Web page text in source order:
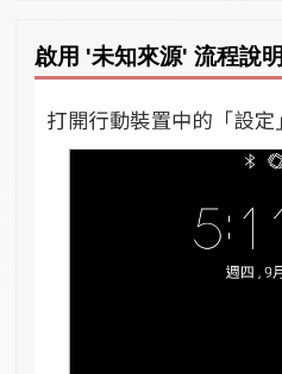
啟用 '未知來源' 流程說明